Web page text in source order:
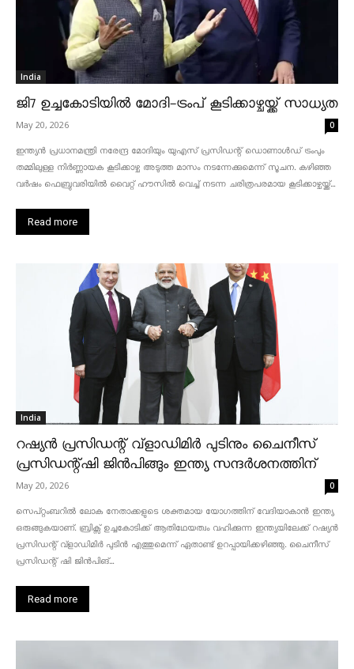
India
ജി7 ഉച്ചകോടിയിൽ മോദി-ട്രംപ് കൂടിക്കാഴ്ചയ്ക്ക് സാധ്യത
May 20, 2026 0
ഇന്ത്യൻ പ്രധാനമന്ത്രി നരേന്ദ്ര മോദിയും യുഎസ് പ്രസിഡന്റ് ഡൊണാൾഡ് ട്രംപും
തമ്മിലുള്ള നിർണ്ണായക കൂടിക്കാഴ്ച അടുത്ത മാസം നടന്നേക്കുമെന്ന് സൂചന. കഴിഞ്ഞ
വർഷം ഫെബ്രുവരിയിൽ വൈറ്റ് ഹൗസിൽ വെച്ച് നടന്ന ചരിത്രപരമായ കൂടിക്കാഴ്ചയ്ക്ക്...
Read more
India
റഷ്യൻ പ്രസിഡന്റ് വ്‌ളാഡിമിർ പുടിനും ചൈനീസ്
പ്രസിഡന്റ്ഷി ജിൻപിങ്ങും ഇന്ത്യ സന്ദർശനത്തിന്
May 20, 2026 0
സെപ്റ്റംബറിൽ ലോക നേതാക്കളുടെ ശക്തമായ യോഗത്തിന് വേദിയാകാൻ ഇന്ത്യ
ഒരുങ്ങുകയാണ്. ബ്രിക്സ് ഉച്ചകോടിക്ക് ആതിഥേയത്വം വഹിക്കുന്ന ഇന്ത്യയിലേക്ക് റഷ്യൻ
പ്രസിഡന്റ് വ്‌ളാഡിമിർ പുടിൻ എത്തുമെന്ന് ഏതാണ്ട് ഉറപ്പായിക്കഴിഞ്ഞു. ചൈനീസ്
പ്രസിഡന്റ് ഷി ജിൻപിങ്...
Read more